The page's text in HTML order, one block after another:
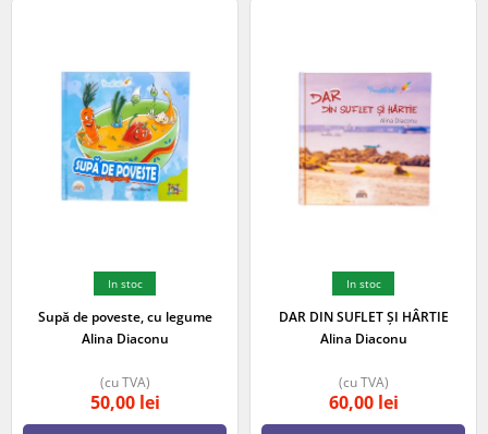
In stoc
Supă de poveste, cu legume
Alina Diaconu
50,00 lei
(cu TVA)
In stoc
DAR DIN SUFLET ȘI HÂRTIE
Alina Diaconu
60,00 lei
(cu TVA)